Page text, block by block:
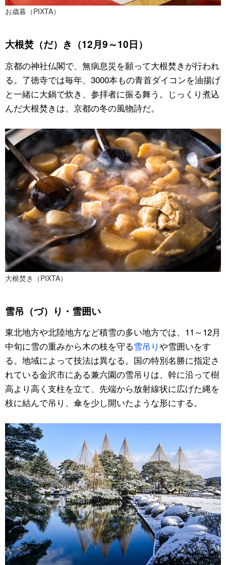
お歳暮（PIXTA）
大根焚（だ）き（12月9～10日）
京都の神社仏閣で、無病息災を願って大根焚きが行われ
る。了徳寺では毎年、3000本もの青首ダイコンを油揚げ
と一緒に大鍋で炊き、参拝者に振る舞う。じっくり煮込
んだ大根焚きは、京都の冬の風物詩だ。
大根焚き（PIXTA）
雪吊（づ）り・雪囲い
東北地方や北陸地方など積雪の多い地方では、11～12月
中旬に雪の重みから木の枝を守る雪吊りや雪囲いをす
る。地域によって技法は異なる。国の特別名勝に指定さ
れている金沢市にある兼六園の雪吊りは、幹に沿って樹
高より高く支柱を立て、先端から放射線状に広げた縄を
枝に結んで吊り、傘を少し開いたような形にする。